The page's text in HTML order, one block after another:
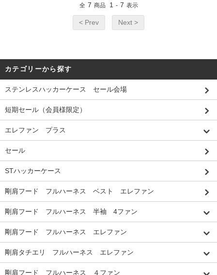
全 7 商品 1 - 7 表示
< Prev Next >
カテゴリーから探す
ステンレスハッカーケース セール会場
短期セール（会員様限定）
エレファン プラス
セール
STハッカーケース
剛肩フード フルハーネス ベスト エレファン
剛肩フード フルハーネス 半袖 4ファン
剛肩フード フルハーネス エレファン
剛肩タチエリ フルハーネス エレファン
剛肩フード フルハーネス ４ファン